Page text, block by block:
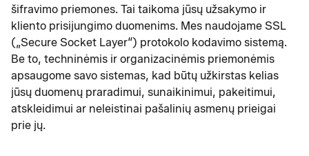
šifravimo priemones. Tai taikoma jūsų užsakymo ir
kliento prisijungimo duomenims. Mes naudojame SSL
(„Secure Socket Layer“) protokolo kodavimo sistemą.
Be to, techninėmis ir organizacinėmis priemonėmis
apsaugome savo sistemas, kad būtų užkirstas kelias
jūsų duomenų praradimui, sunaikinimui, pakeitimui,
atskleidimui ar neleistinai pašalinių asmenų prieigai
prie jų.